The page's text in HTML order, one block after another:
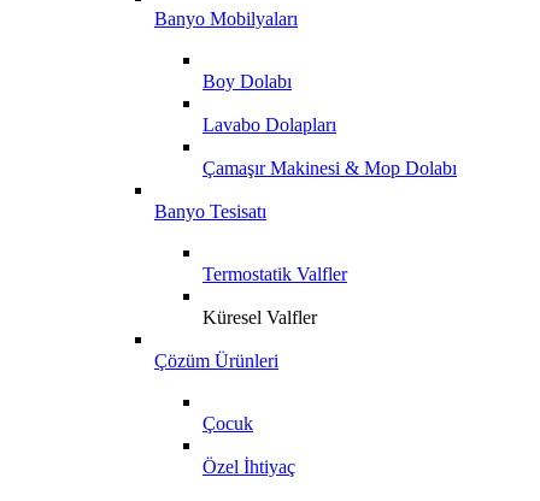
Banyo Mobilyaları
Boy Dolabı
Lavabo Dolapları
Çamaşır Makinesi & Mop Dolabı
Banyo Tesisatı
Termostatik Valfler
Küresel Valfler
Çözüm Ürünleri
Çocuk
Özel İhtiyaç